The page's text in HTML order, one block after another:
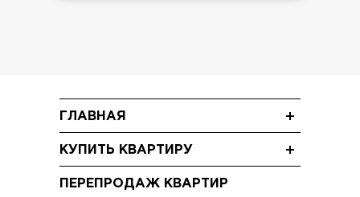
ГЛАВНАЯ
Акции
КУПИТЬ КВАРТИРУ
ПЕРЕПРОДАЖ КВАРТИР